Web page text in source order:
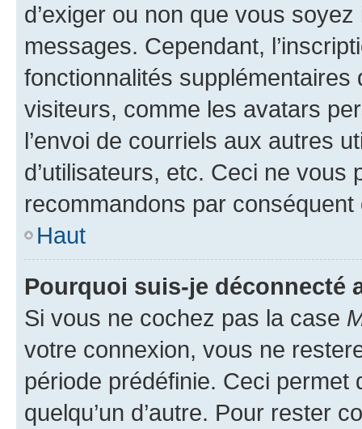
d’exiger ou non que vous
messages. Cependant,
fonctionnalités
visiteurs, comme les avatars
l’envoi de courriels aux autres
d’utilisateurs, etc. Ceci ne vous
recommandons par conséquent
Haut
Pourquoi suis-je déconnecté
Si vous ne cochez pas la case
votre connexion, vous ne
période prédéfinie. Ceci permet
quelqu’un d’autre. Pour rester